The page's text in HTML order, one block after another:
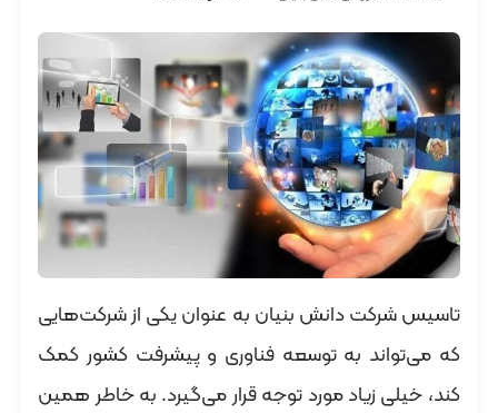
تاسیس شرکت‌ دانش بنیان به عنوان یکی از شرکت‌هایی
که می‌تواند به توسعه فناوری و پیشرفت کشور کمک
کند، خیلی زیاد مورد توجه قرار می‌گیرد. به خاطر همین